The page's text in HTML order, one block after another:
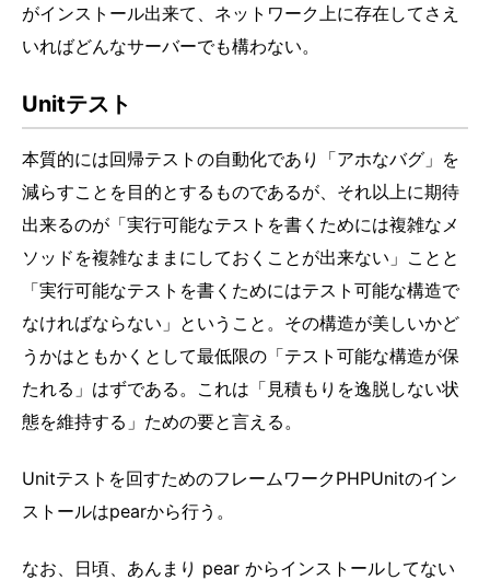
がインストール出来て、ネットワーク上に存在してさえ
いればどんなサーバーでも構わない。
Unitテスト
本質的には回帰テストの自動化であり「アホなバグ」を
減らすことを目的とするものであるが、それ以上に期待
出来るのが「実行可能なテストを書くためには複雑なメ
ソッドを複雑なままにしておくことが出来ない」ことと
「実行可能なテストを書くためにはテスト可能な構造で
なければならない」ということ。その構造が美しいかど
うかはともかくとして最低限の「テスト可能な構造が保
たれる」はずである。これは「見積もりを逸脱しない状
態を維持する」ための要と言える。
Unitテストを回すためのフレームワークPHPUnitのイン
ストールはpearから行う。
なお、日頃、あんまり pear からインストールしてない